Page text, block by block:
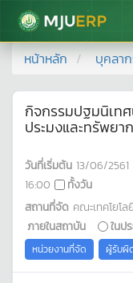
มหาวิทยาลัยแม่โจ้
หน้าหลัก บุคลา
กิจกรรมปฐมนิเท
ประมงและทรัพยา
วันที่เริ่มต้น 13/06/2561
16:00
ทั้งวัน
สถานที่จัด คณะเทคโยโ
ภายในสถาบัน
ในป
หน่วยงานที่จัด ผู้รับผิ